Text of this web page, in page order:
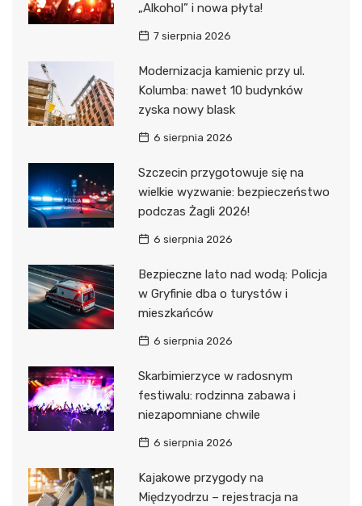
„Alkohol” i nowa płyta!
7 sierpnia 2026
Modernizacja kamienic przy ul.
Kolumba: nawet 10 budynków
zyska nowy blask
6 sierpnia 2026
Szczecin przygotowuje się na
wielkie wyzwanie: bezpieczeństwo
podczas Żagli 2026!
6 sierpnia 2026
Bezpieczne lato nad wodą: Policja
w Gryfinie dba o turystów i
mieszkańców
6 sierpnia 2026
Skarbimierzyce w radosnym
festiwalu: rodzinna zabawa i
niezapomniane chwile
6 sierpnia 2026
Kajakowe przygody na
Międzyodrzu – rejestracja na